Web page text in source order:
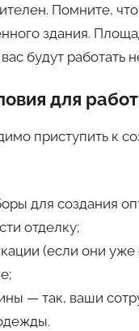
Помните,
здания.
будут
для
приступить к
для создания
отделку;
(если они уже
— так, ваши